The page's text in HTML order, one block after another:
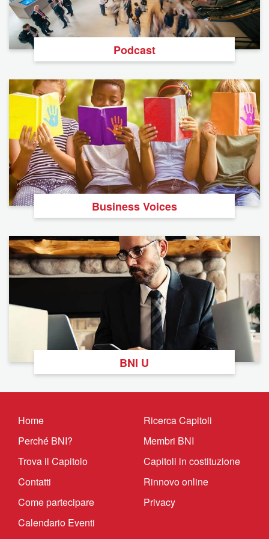
Podcast
Business Voices
BNI U
Home
Perché BNI?
Trova il Capitolo
Contatti
Come partecipare
Calendario Eventi
Ricerca Capitoli
Membri BNI
Capitoli in costituzione
Rinnovo online
Privacy